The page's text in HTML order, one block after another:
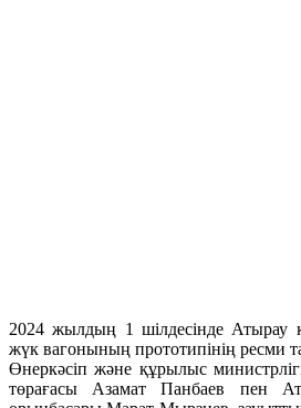
2024 жылдың 1 шілдесінде Атырау
жүк вагонының прототипінің ресми
Өнеркәсіп және құрылыс
төрағасы Азамат Панбаев пен